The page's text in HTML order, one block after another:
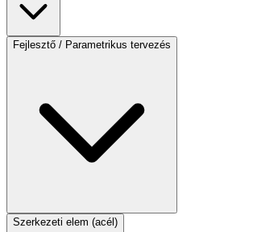
Fejlesztő / Parametrikus tervezés
Szerkezeti elem (acél)